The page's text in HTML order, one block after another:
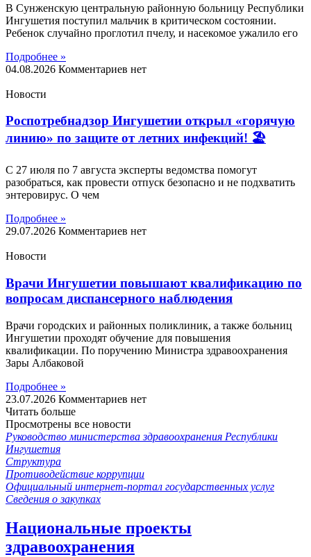
В Сунженскую центральную районную больницу Республики
Ингушетия поступил мальчик в критическом состоянии.
Ребенок случайно проглотил пчелу, и насекомое ужалило его
Подробнее »
04.08.2026 Комментариев нет
Новости
Роспотребнадзор Ингушетии открыл «горячую
линию» по защите от летних инфекций! 🏖
С 27 июля по 7 августа эксперты ведомства помогут
разобраться, как провести отпуск безопасно и не подхватить
энтеровирус. О чем
Подробнее »
29.07.2026 Комментариев нет
Новости
Врачи Ингушетии повышают квалификацию по
вопросам диспансерного наблюдения
Врачи городских и районных поликлиник, а также больниц
Ингушетии проходят обучение для повышения
квалификации. По поручению Министра здравоохранения
Зары Албаковой
Подробнее »
23.07.2026 Комментариев нет
Читать больше
Просмотрены все новости
Руководство министерства здравоохранения Республики
Ингушетия
Структура
Противодействие коррупции
Официальный интернет-портал государственных услуг
Сведения о закупках
Национальные проекты
здравоохранения